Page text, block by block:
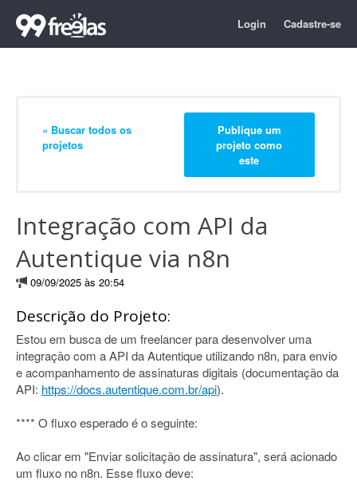
Login Cadastre-se
« Buscar todos os
projetos
Publique um
projeto como
este
Integração com API da
Autentique via n8n
09/09/2025 às 20:54
Descrição do Projeto:
Estou em busca de um freelancer para desenvolver uma
integração com a API da Autentique utilizando n8n, para envio
e acompanhamento de assinaturas digitais (documentação da
API: https://docs.autentique.com.br/api).
**** O fluxo esperado é o seguinte:
Ao clicar em "Enviar solicitação de assinatura", será acionado
um fluxo no n8n. Esse fluxo deve: